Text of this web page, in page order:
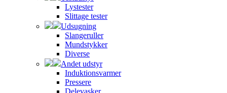
Lystester
Slittage tester
Udsugning
Slangeruller
Mundstykker
Diverse
Andet udstyr
Induktionsvarmer
Pressere
Delevasker